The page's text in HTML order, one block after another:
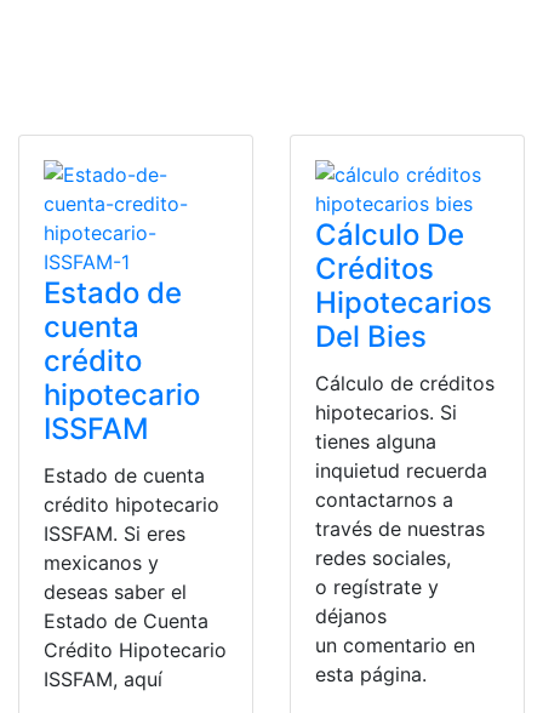
Estado de
cuenta
crédito
hipotecario
ISSFAM
Estado de cuenta
crédito hipotecario
ISSFAM. Si eres
mexicanos y
deseas saber el
Estado de Cuenta
Crédito Hipotecario
ISSFAM, aquí
Cálculo De
Créditos
Hipotecarios
Del Bies
Cálculo de créditos
hipotecarios. Si
tienes alguna
inquietud recuerda
contactarnos a
través de nuestras
redes sociales,
o regístrate y
déjanos
un comentario en
esta página.